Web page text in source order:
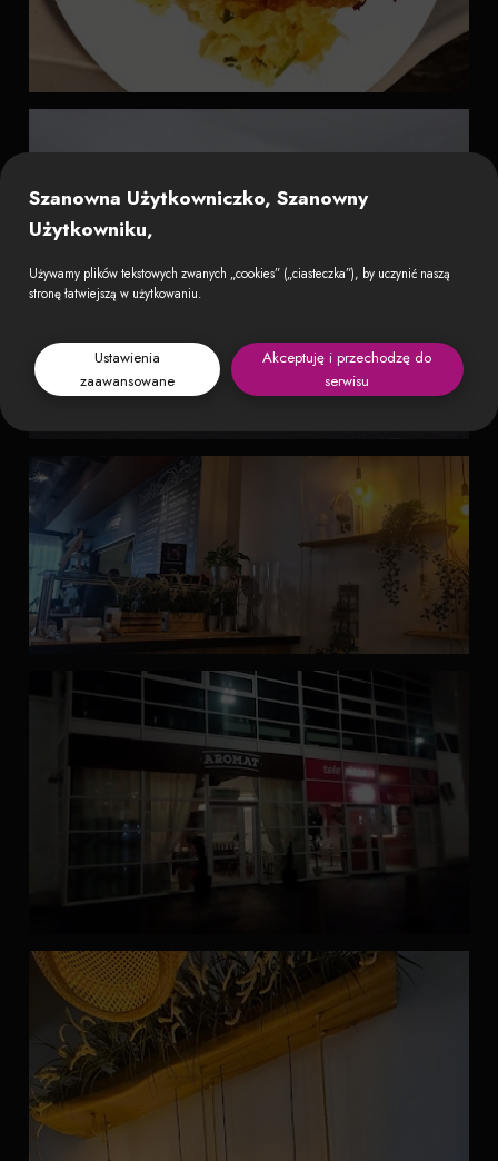
Szanowna Użytkowniczko, Szanowny
Użytkowniku,
Używamy plików tekstowych zwanych „cookies” („ciasteczka”), by uczynić naszą
stronę łatwiejszą w użytkowaniu.
Ustawienia
zaawansowane
Akceptuję i przechodzę do
serwisu